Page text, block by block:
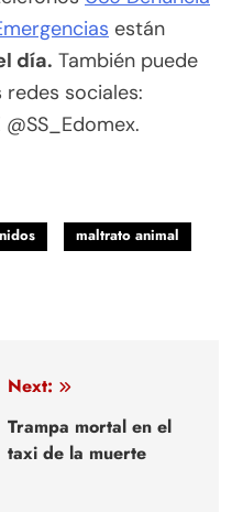
están
día. También puede
sociales:
maltrato animal
Next:
Trampa mortal en el
taxi de la muerte